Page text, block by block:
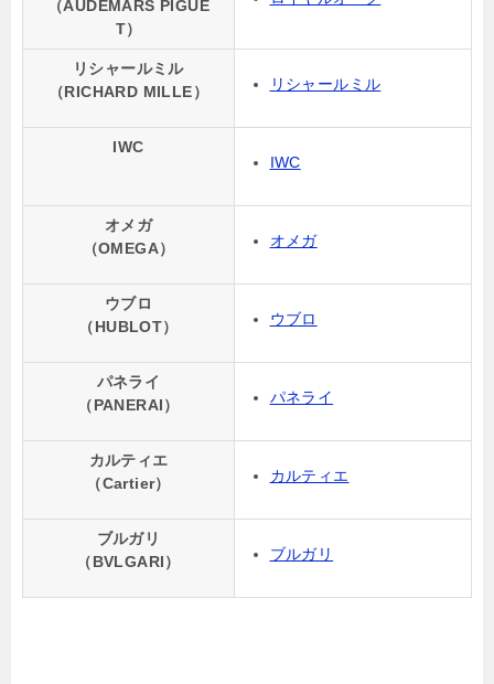
（AUDEMARS PIGUE
T）
リシャールミル
（RICHARD MILLE）
リシャールミル
IWC
IWC
オメガ
（OMEGA）
オメガ
ウブロ
（HUBLOT）
ウブロ
パネライ
（PANERAI）
パネライ
カルティエ
（Cartier）
カルティエ
ブルガリ
（BVLGARI）
ブルガリ